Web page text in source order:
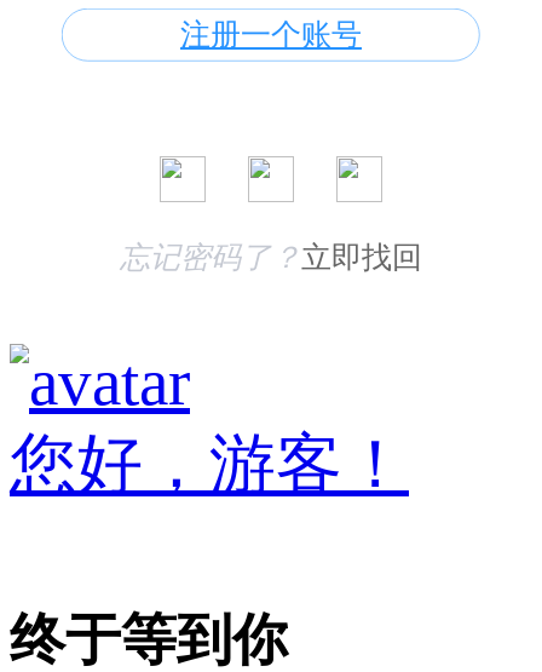
注册一个账号
忘记密码了？立即找回
您好，游客！
终于等到你